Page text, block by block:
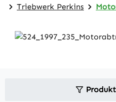
Triebwerk Perkins